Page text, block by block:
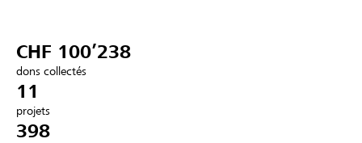
Se connecter
CHF 100’238
dons collectés
11
projets
398